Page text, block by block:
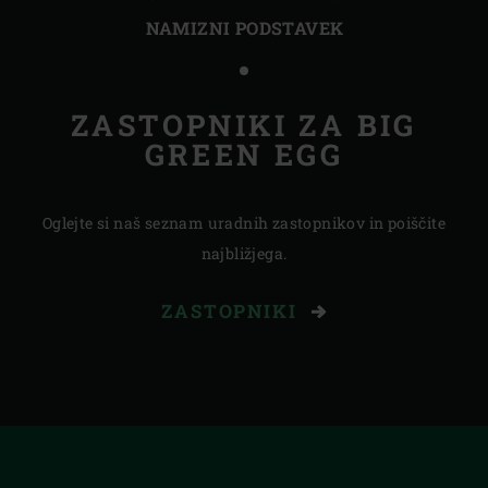
NAMIZNI PODSTAVEK
ZASTOPNIKI ZA BIG
GREEN EGG
Oglejte si naš seznam uradnih zastopnikov in poiščite
najbližjega.
ZASTOPNIKI